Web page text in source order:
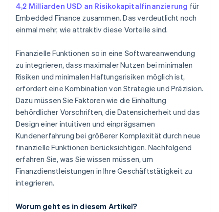
4,2 Milliarden USD an Risikokapitalfinanzierung für
Embedded Finance zusammen. Das verdeutlicht noch
einmal mehr, wie attraktiv diese Vorteile sind.
Finanzielle Funktionen so in eine Softwareanwendung
zu integrieren, dass maximaler Nutzen bei minimalen
Risiken und minimalen Haftungsrisiken möglich ist,
erfordert eine Kombination von Strategie und Präzision.
Dazu müssen Sie Faktoren wie die Einhaltung
behördlicher Vorschriften, die Datensicherheit und das
Design einer intuitiven und einprägsamen
Kundenerfahrung bei größerer Komplexität durch neue
finanzielle Funktionen berücksichtigen. Nachfolgend
erfahren Sie, was Sie wissen müssen, um
Finanzdienstleistungen in Ihre Geschäftstätigkeit zu
integrieren.
Worum geht es in diesem Artikel?